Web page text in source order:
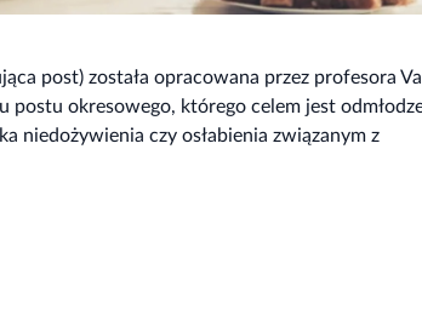
post) została opracowana przez profesora
postu okresowego, którego celem jest
niedożywienia czy osłabienia związanym z